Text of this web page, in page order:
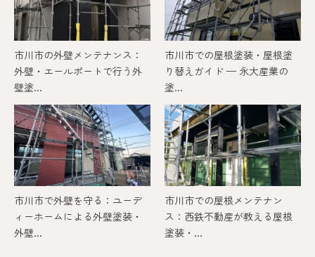
市川市の外壁メンテナンス：
外壁・エールポートで行う外
壁塗...
市川市での屋根塗装・屋根塗
り替えガイド — 永大産業の
塗...
市川市で外壁を守る：ユーデ
ィーホームによる外壁塗装・
外壁...
市川市での屋根メンテナン
ス：西鉄不動産が教える屋根
塗装・...